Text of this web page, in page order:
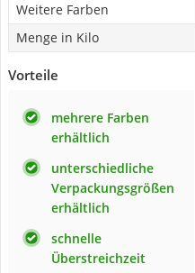
Weitere Farben
Menge in Kilo
Vorteile
mehrere Farben
erhältlich
unterschiedliche
Verpackungsgrößen
erhältlich
schnelle
Überstreichzeit